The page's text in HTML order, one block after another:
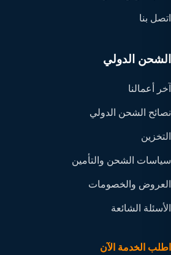
اتصل بنا
الشحن الدولي
آخر أعمالنا
نصائح الشحن الدولي
التخزين
سياسات الشحن والتأمين
العروض والخصومات
الأسئلة الشائعة
اطلب الخدمة الآن